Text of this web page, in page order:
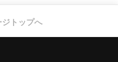
ジトップへ